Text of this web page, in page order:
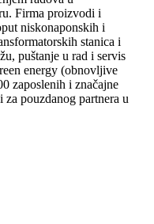
Firma proizvodi i
niskonaponskih i
stanica i
puštanje u rad i servis
energy (obnovljive
zaposlenih i značajne
pouzdanog partnera u